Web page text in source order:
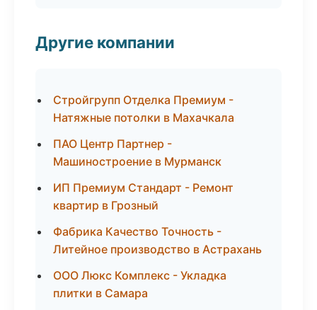
Другие компании
Стройгрупп Отделка Премиум -
Натяжные потолки в Махачкала
ПАО Центр Партнер -
Машиностроение в Мурманск
ИП Премиум Стандарт - Ремонт
квартир в Грозный
Фабрика Качество Точность -
Литейное производство в Астрахань
ООО Люкс Комплекс - Укладка
плитки в Самара